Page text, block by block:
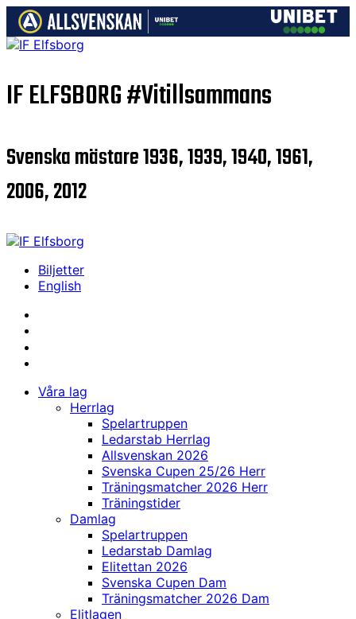
IF ELFSBORG#Vitillsammans
Svenska mästare 1936, 1939, 1940, 1961,
2006, 2012
Biljetter
English
Våra lag
Herrlag
Spelartruppen
Ledarstab Herrlag
Allsvenskan 2026
Svenska Cupen 25/26 Herr
Träningsmatcher 2026 Herr
Träningstider
Damlag
Spelartruppen
Ledarstab Damlag
Elitettan 2026
Svenska Cupen Dam
Träningsmatcher 2026 Dam
Elitlagen